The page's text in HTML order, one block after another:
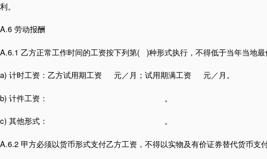
利。
A.6 劳动报酬
A.6.1 乙方正常工作时间的工资按下列第( )种形式执行，不得低于当年当地
a) 计时工资：乙方试用期工资 元／月；试用期满工资 元／月。
b) 计件工资： 。
c) 其他形式： 。
A.6.2 甲方必须以货币形式支付乙方工资，不得以实物及有价证券替代货币支